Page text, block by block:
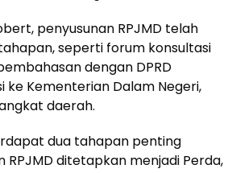
penyusunan RPJMD telah
seperti forum konsultasi
dengan DPRD
ke Kementerian Dalam Negeri,
daerah.
dua tahapan penting
RPJMD ditetapkan menjadi Perda,